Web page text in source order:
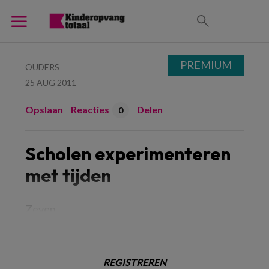
OUDERS
25 AUG 2011
Opslaan Reacties 0 Delen
Scholen experimenteren
met tijden
REGISTREREN
PREMIUM